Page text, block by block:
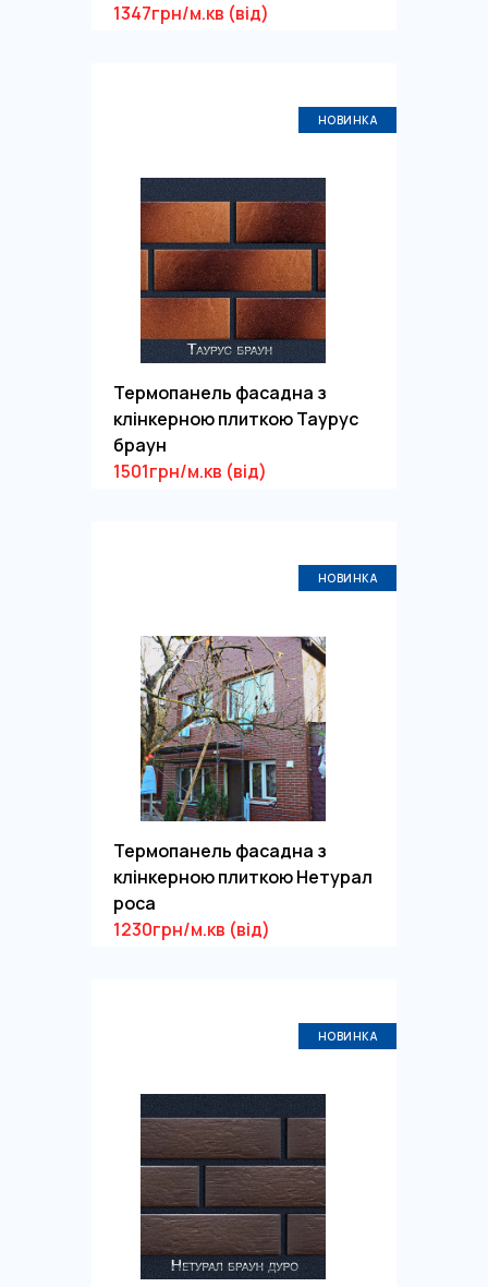
1347грн/м.кв (від)
НОВИНКА
Термопанель фасадна з
клінкерною плиткою Таурус
браун
1501грн/м.кв (від)
НОВИНКА
Термопанель фасадна з
клінкерною плиткою Нетурал
роса
1230грн/м.кв (від)
НОВИНКА